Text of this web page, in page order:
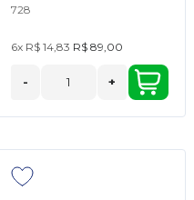
728
6x R$ 14,83 R$ 89,00
- +